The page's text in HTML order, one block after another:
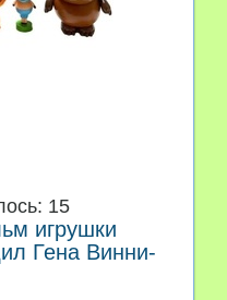
15
игрушки
Гена Винни-
Гав